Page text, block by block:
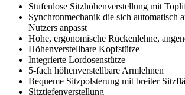
Stufenlose Sitzhöhenverstellung mit
Synchronmechanik die sich automatisch
Nutzers anpasst
Hohe, ergonomische Rückenlehne,
Höhenverstellbare Kopfstütze
Integrierte Lordosenstütze
5-fach höhenverstellbare Armlehnen
Bequeme Sitzpolsterung mit breiter
Sitztiefenverstellung